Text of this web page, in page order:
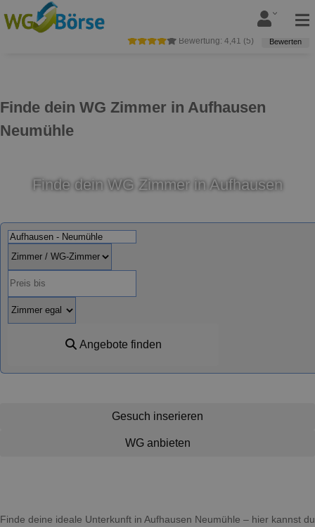
Finde dein WG Zimmer in Aufhausen
Neumühle
Bewertung: 4,41 (5) Bewerten
Finde dein WG Zimmer in Aufhausen
Angebote finden
Gesuch inserieren
WG anbieten
Finde deine ideale Unterkunft in Aufhausen Neumühle – hier kannst du